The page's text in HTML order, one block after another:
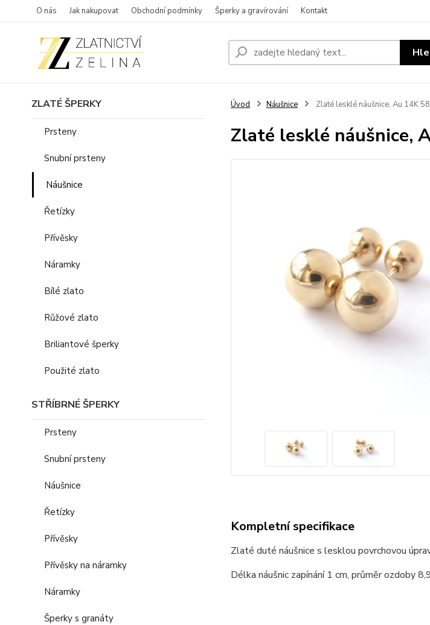
O nás Jak nakupovat Obchodní podmínky Šperky a gravírování Kontakt
ZLATÉ ŠPERKY
Prsteny
Snubní prsteny
Náušnice
Řetízky
Přívěsky
Náramky
Bílé zlato
Růžové zlato
Briliantové šperky
Použité zlato
STŘÍBRNÉ ŠPERKY
Prsteny
Snubní prsteny
Náušnice
Řetízky
Přívěsky
Přívěsky na náramky
Náramky
Šperky s granáty
Úvod Náušnice Zlaté lesklé náušnice, Au 14K
Zlaté lesklé náušnice,
Kompletní specifikace
Zlaté duté náušnice s lesklou povrchovou
Délka náušnic zapínání 1 cm, průměr ozdoby